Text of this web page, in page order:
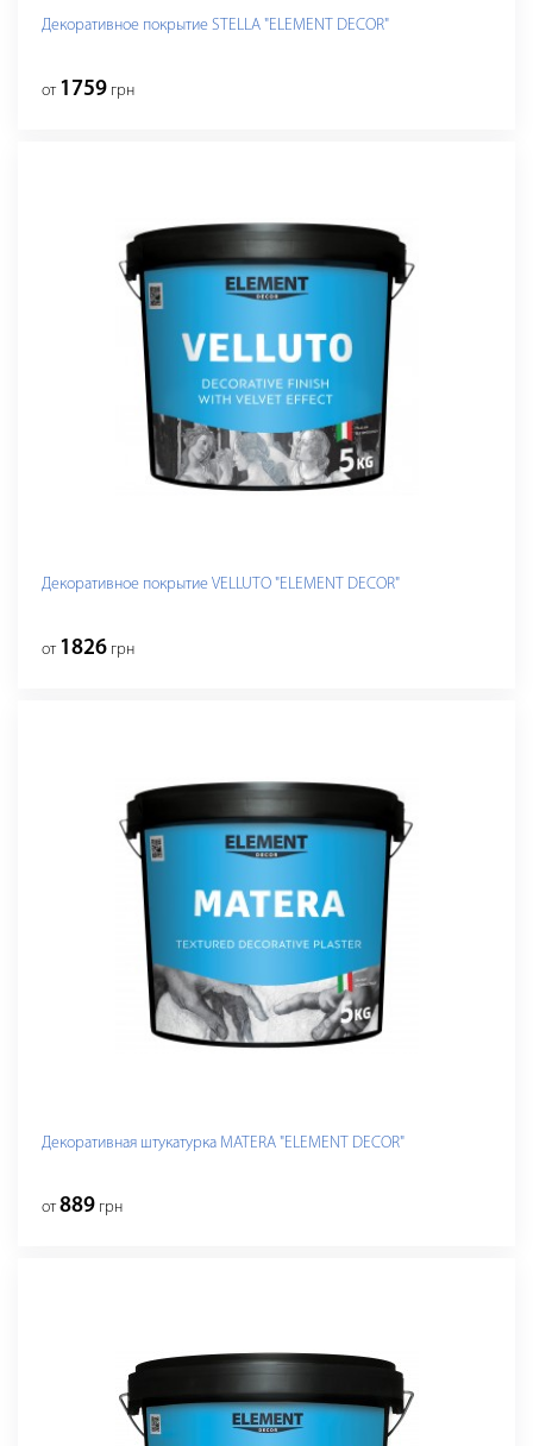
Декоративное покрытие STELLA "ELEMENT DECOR"
от 1759 грн
Декоративное покрытие VELLUTO "ELEMENT DECOR"
от 1826 грн
Декоративная штукатурка MATERA "ELEMENT DECOR"
от889 грн